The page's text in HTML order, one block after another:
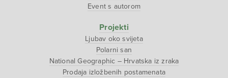
Event s autorom
Projekti
Ljubav oko svijeta
Polarni san
National Geographic – Hrvatska iz zraka
Prodaja izložbenih postamenata